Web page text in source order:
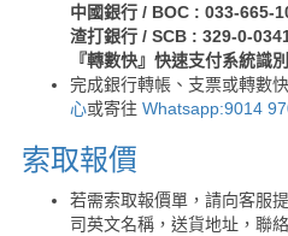
中國銀行 / BOC : 033-665-
渣打銀行 / SCB : 329-0-
『轉數快』快速支付系統識
完成銀行轉帳、支票或轉數
心或寄往 Whatsapp:9014
索取報價
若需索取報價單，請向客服
司英文名稱，送貨地址，聯